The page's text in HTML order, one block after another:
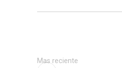
Mas reciente